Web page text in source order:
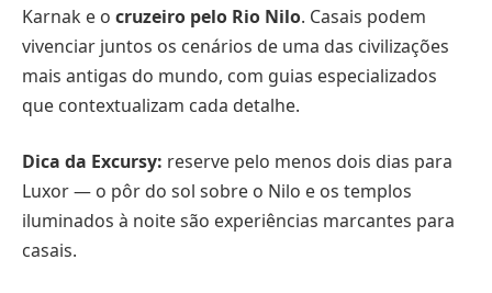
Karnak e o cruzeiro pelo Rio Nilo. Casais podem
vivenciar juntos os cenários de uma das civilizações
mais antigas do mundo, com guias especializados
que contextualizam cada detalhe.
Dica da Excursy: reserve pelo menos dois dias para
Luxor — o pôr do sol sobre o Nilo e os templos
iluminados à noite são experiências marcantes para
casais.